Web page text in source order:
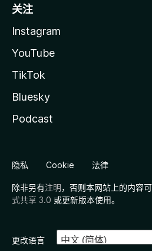
关注
Instagram
YouTube
TikTok
Bluesky
Podcast
隐私 Cookie 法律
除非另有注明，否则本网站上的内容
式共享 3.0 或更新版本使用。
更改语言